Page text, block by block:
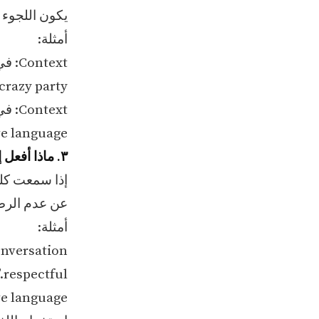
يكون
أمثلة:
Context: في محادثة غير رسمية مع أصدقاء
party!”
Context: في موقف محفل رسمي
language
٣. ماذا أفعل إذا سمعت كلمة مسيئة؟
إذا سمعت
عن عدم
أمثلة:
respectful.”